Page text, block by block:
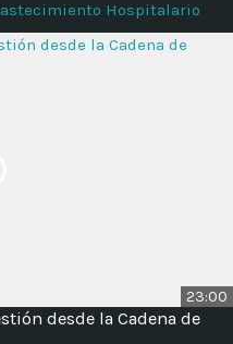
Hospitalario
23:00
desde la Cadena de